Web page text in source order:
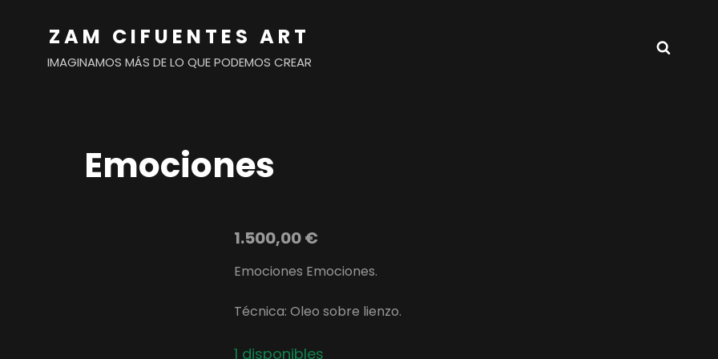
ZAM CIFUENTES ART
IMAGINAMOS MÁS DE LO QUE PODEMOS CREAR
Emociones
1.500,00€
Emociones Emociones.
Técnica: Oleo sobre lienzo.
1 disponibles